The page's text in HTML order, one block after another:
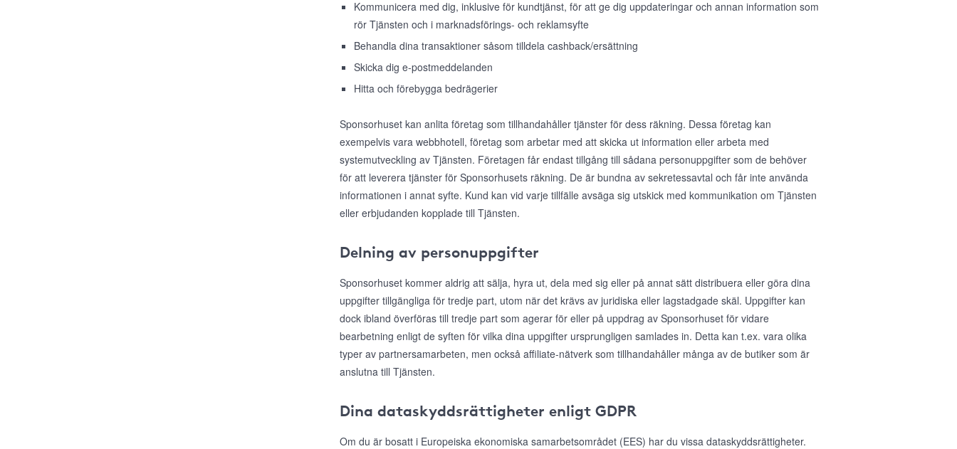
Kommunicera med dig, inklusive för kundtjänst, för att ge dig uppdateringar och annan information som
rör Tjänsten och i marknadsförings- och reklamsyfte
Behandla dina transaktioner såsom tilldela cashback/ersättning
Skicka dig e-postmeddelanden
Hitta och förebygga bedrägerier
Sponsorhuset kan anlita företag som tillhandahåller tjänster för dess räkning. Dessa företag kan
exempelvis vara webbhotell, företag som arbetar med att skicka ut information eller arbeta med
systemutveckling av Tjänsten. Företagen får endast tillgång till sådana personuppgifter som de behöver
för att leverera tjänster för Sponsorhusets räkning. De är bundna av sekretessavtal och får inte använda
informationen i annat syfte. Kund kan vid varje tillfälle avsäga sig utskick med kommunikation om Tjänsten
eller erbjudanden kopplade till Tjänsten.
Delning av personuppgifter
Sponsorhuset kommer aldrig att sälja, hyra ut, dela med sig eller på annat sätt distribuera eller göra dina
uppgifter tillgängliga för tredje part, utom när det krävs av juridiska eller lagstadgade skäl. Uppgifter kan
dock ibland överföras till tredje part som agerar för eller på uppdrag av Sponsorhuset för vidare
bearbetning enligt de syften för vilka dina uppgifter ursprungligen samlades in. Detta kan t.ex. vara olika
typer av partnersamarbeten, men också affiliate-nätverk som tillhandahåller många av de butiker som är
anslutna till Tjänsten.
Dina dataskyddsrättigheter enligt GDPR
Om du är bosatt i Europeiska ekonomiska samarbetsområdet (EES) har du vissa dataskyddsrättigheter.